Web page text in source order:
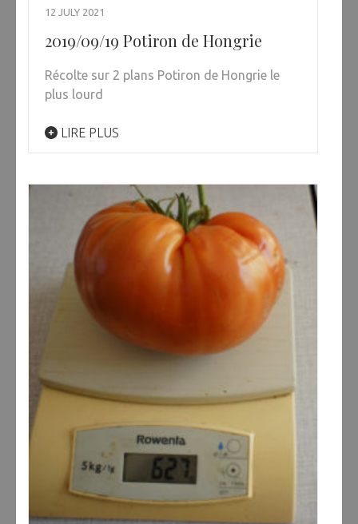
12 JULY 2021
2019/09/19 Potiron de Hongrie
Récolte sur 2 plans Potiron de Hongrie le
plus lourd
LIRE PLUS